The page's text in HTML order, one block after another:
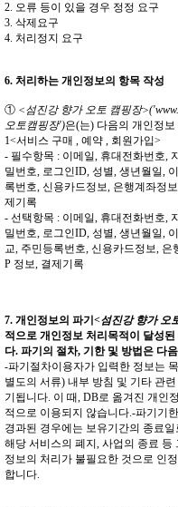
2. 오류 등이 있을 경우 정정 요구
3. 삭제요구
4. 처리정지 요구
6. 처리하는 개인정보의 항목 작성
① <섬진강 향가 오토 캠핑장
오토캠핑장')은(는) 다음의 개인정
1<서비스 구매 , 예약 , 회원가입>
- 필수항목 : 이메일, 휴대전화번호,
밀번호, 로그인ID, 성별, 생년월일,
록번호, 신용카드정보, 은행계좌정
제기록
- 선택항목 : 이메일, 휴대전화번호,
밀번호, 로그인ID, 성별, 생년월일,
교, 주민등록번호, 신용카드정보,
P 정보, 결제기록
7. 개인정보의 파기 <섬진강 향가 오
적으로 개인정보 처리목적이 달성
다. 파기의 절차, 기한 및 방법은 다
-파기절차이용자가 입력한 정보는
별도의 서류) 내부 방침 및 기타 관
기됩니다. 이 때, DB로 옮겨진 개인
적으로 이용되지 않습니다.-파기기
경과된 경우에는 보유기간의 종료
해당 서비스의 폐지, 사업의 종료
정보의 처리가 불필요한 것으로 인
합니다.